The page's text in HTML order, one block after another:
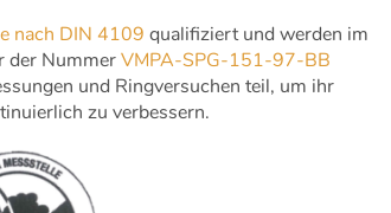
nach DIN 4109 qualifiziert und werden im
der NummerVMPA-SPG-151-97-BB
und Ringversuchen teil, um ihr
zu verbessern.